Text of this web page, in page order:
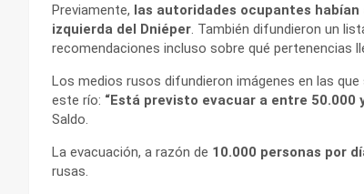
Previamente, las autoridades ocupantes
izquierda del Dniéper. También difundieron un
recomendaciones incluso sobre qué pertenencias
Los medios rusos difundieron imágenes en las
este río: “Está previsto evacuar a entre 50.000
Saldo.
La evacuación, a razón de 10.000 personas por
rusas.